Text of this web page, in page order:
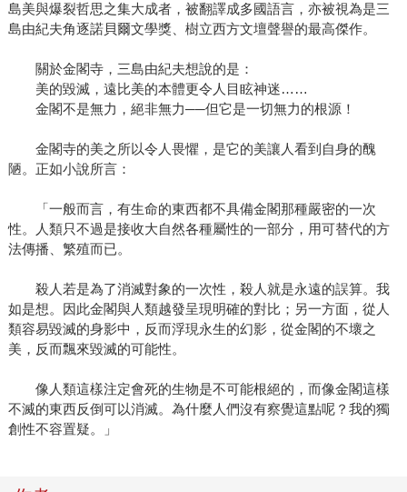
島美與爆裂哲思之集大成者，被翻譯成多國語言，亦被視為是三
島由紀夫角逐諾貝爾文學獎、樹立西方文壇聲譽的最高傑作。
關於金閣寺，三島由紀夫想說的是：
美的毀滅，遠比美的本體更令人目眩神迷……
金閣不是無力，絕非無力──但它是一切無力的根源！
金閣寺的美之所以令人畏懼，是它的美讓人看到自身的醜
陋。正如小說所言：
「一般而言，有生命的東西都不具備金閣那種嚴密的一次
性。人類只不過是接收大自然各種屬性的一部分，用可替代的方
法傳播、繁殖而已。
殺人若是為了消滅對象的一次性，殺人就是永遠的誤算。我
如是想。因此金閣與人類越發呈現明確的對比；另一方面，從人
類容易毀滅的身影中，反而浮現永生的幻影，從金閣的不壞之
美，反而飄來毀滅的可能性。
像人類這樣注定會死的生物是不可能根絕的，而像金閣這樣
不滅的東西反倒可以消滅。為什麼人們沒有察覺這點呢？我的獨
創性不容置疑。」